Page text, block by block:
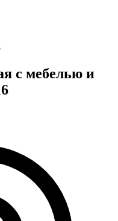
с мебелью и